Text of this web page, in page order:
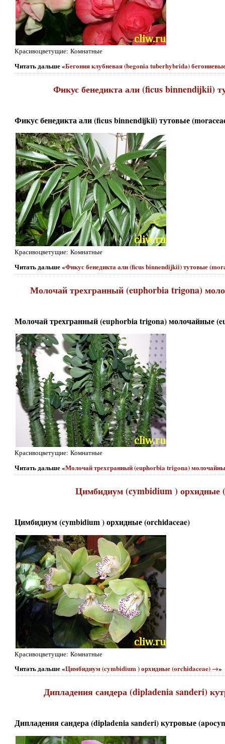
Красивоцветущие: Комнатные
Читать дальше «Бегония клубневая (begonia tuberhybrida)
Фикус бенедикта али (ficus binnendijkii)
Фикус бенедикта али (ficus binnendijkii) тутовые
Красивоцветущие: Комнатные
Читать дальше «Фикус бенедикта али (ficus binnendijkii) тутовые
Молочай трехгранный (euphorbia trigona)
Молочай трехгранный (euphorbia trigona) молочайные
Красивоцветущие: Комнатные
Читать дальше «Молочай трехгранный (euphorbia trigona)
Цимбидиум (cymbidium ) орхидные
Цимбидиум (cymbidium ) орхидные (orchidaceae)
Красивоцветущие: Комнатные
Читать дальше «Цимбидиум (cymbidium ) орхидные (orchidaceae) →»
Дипладения сандера (dipladenia sanderi)
Дипладения сандера (dipladenia sanderi) кутровые